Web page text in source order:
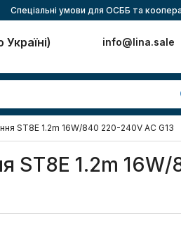
Спеціальні умови для ОСББ та
info@lina.sale
ST8E 1.2m 16W/840 220-240V AC G13
ST8E 1.2m 16W/